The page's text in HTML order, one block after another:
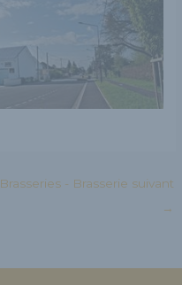
Brasseries - Brasserie suivant
→